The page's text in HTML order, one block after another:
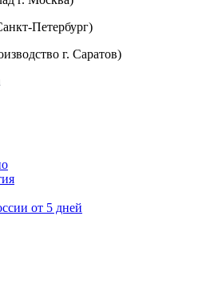
Петербург)
г. Саратов)
от 5 дней